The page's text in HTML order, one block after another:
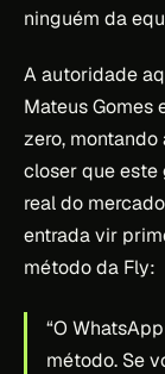
ninguém da
A autoridade
Mateus Gomes
zero,
closer que este
real do
entrada vir
método da Fly:
“O
método. Se